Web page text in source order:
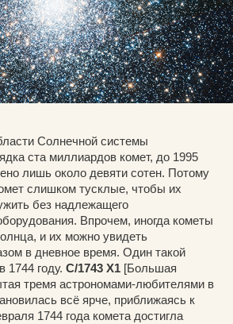
Солнечной системы
ста миллиардов комет, до 1995
лишь около девяти сотен. Потому
слишком тусклые, чтобы их
без надлежащего
Впрочем, иногда кометы
и их можно увидеть
в дневное время. Один такой
1744 году. C/1743 X1 [Большая
тремя астрономами-любителями в
всё ярче, приближаясь к
1744 года комета достигла